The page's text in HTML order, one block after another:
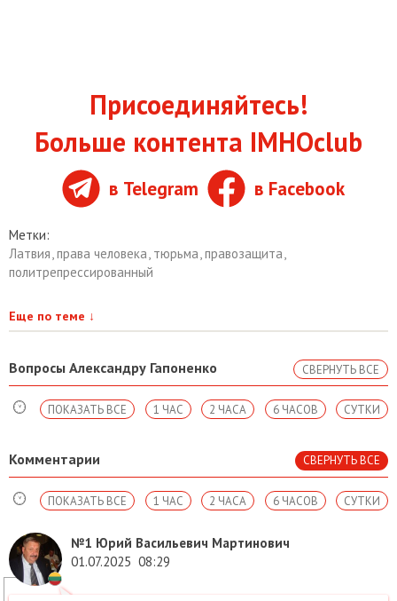
Присоединяйтесь!
Больше контента IMHOclub
в Telegram в Facebook
Метки:
Латвия,права человека, тюрьма,правозащита,
политрепрессированный
Еще по теме ↓
Вопросы Александру Гапоненко СВЕРНУТЬ ВСЕ
СУТКИ
6 ЧАСОВ
2 ЧАСА
1 ЧАС
ПОКАЗАТЬ ВСЕ
Комментарии СВЕРНУТЬ ВСЕ
СУТКИ
6 ЧАСОВ
2 ЧАСА
1 ЧАС
ПОКАЗАТЬ ВСЕ
№1 Юрий Васильевич Мартинович
01.07.2025 08:29